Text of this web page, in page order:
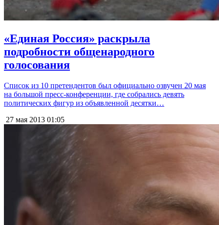
«Единая Россия» раскрыла
подробности общенародного
голосования
Список из 10 претендентов был официально озвучен 20 мая
на большой пресс-конференции, где собрались девять
политических фигур из объявленной десятки…
27 мая 2013 01:05